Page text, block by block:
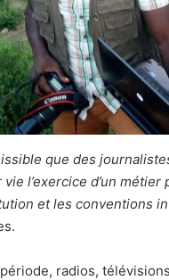
que des
l’exercice d’un
et les conventions
radios,